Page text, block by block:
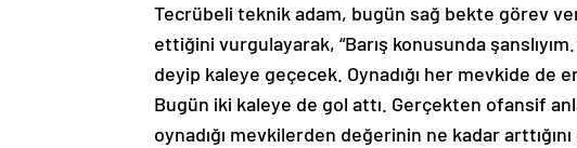
Tecrübeli teknik adam, bugün sağ bekte görev
ettiğini vurgulayarak, “Barış konusunda
deyip kaleye geçecek. Oynadığı her mevkide de
Bugün iki kaleye de gol attı. Gerçekten ofansif
oynadığı mevkilerden değerinin ne kadar